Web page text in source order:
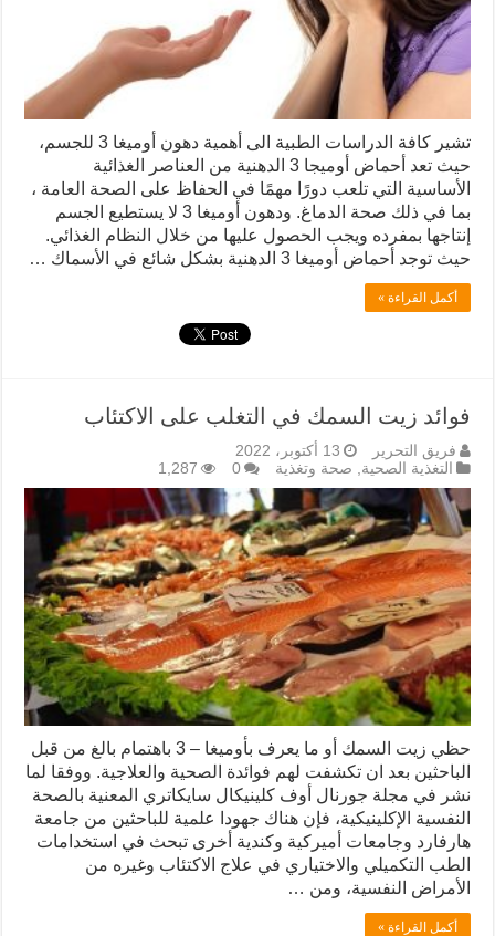
تشير كافة الدراسات الطبية الى أهمية دهون أوميغا 3 للجسم،
حيث تعد أحماض أوميجا 3 الدهنية من العناصر الغذائية
الأساسية التي تلعب دورًا مهمًا في الحفاظ على الصحة العامة ،
بما في ذلك صحة الدماغ. ودهون أوميغا 3 لا يستطيع الجسم
إنتاجها بمفرده ويجب الحصول عليها من خلال النظام الغذائي.
حيث توجد أحماض أوميغا 3 الدهنية بشكل شائع في الأسماك …
أكمل القراءة »
فوائد زيت السمك في التغلب على الاكتئاب
فريق التحرير
13 أكتوبر، 2022
التغذية الصحية
صحة وتغذية 0
1,287
حظي زيت السمك أو ما يعرف بأوميغا – 3 باهتمام بالغ من قبل
الباحثين بعد ان تكشفت لهم فوائدة الصحية والعلاجية. ووفقا لما
نشر في مجلة جورنال أوف كلينيكال سايكاتري المعنية بالصحة
النفسية الإكلينيكية، فإن هناك جهودا علمية للباحثين من جامعة
هارفارد وجامعات أميركية وكندية أخرى تبحث في استخدامات
الطب التكميلي والاختياري في علاج الاكتئاب وغيره من
الأمراض النفسية، ومن …
أكمل القراءة »